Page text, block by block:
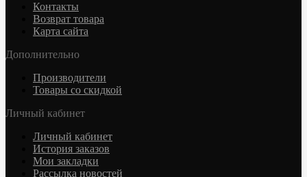
Контакты
Возврат товара
Карта сайта
Дополнительно
Производители
Товары со скидкой
Личный кабинет
Личный кабинет
История заказов
Мои закладки
Рассылка новостей